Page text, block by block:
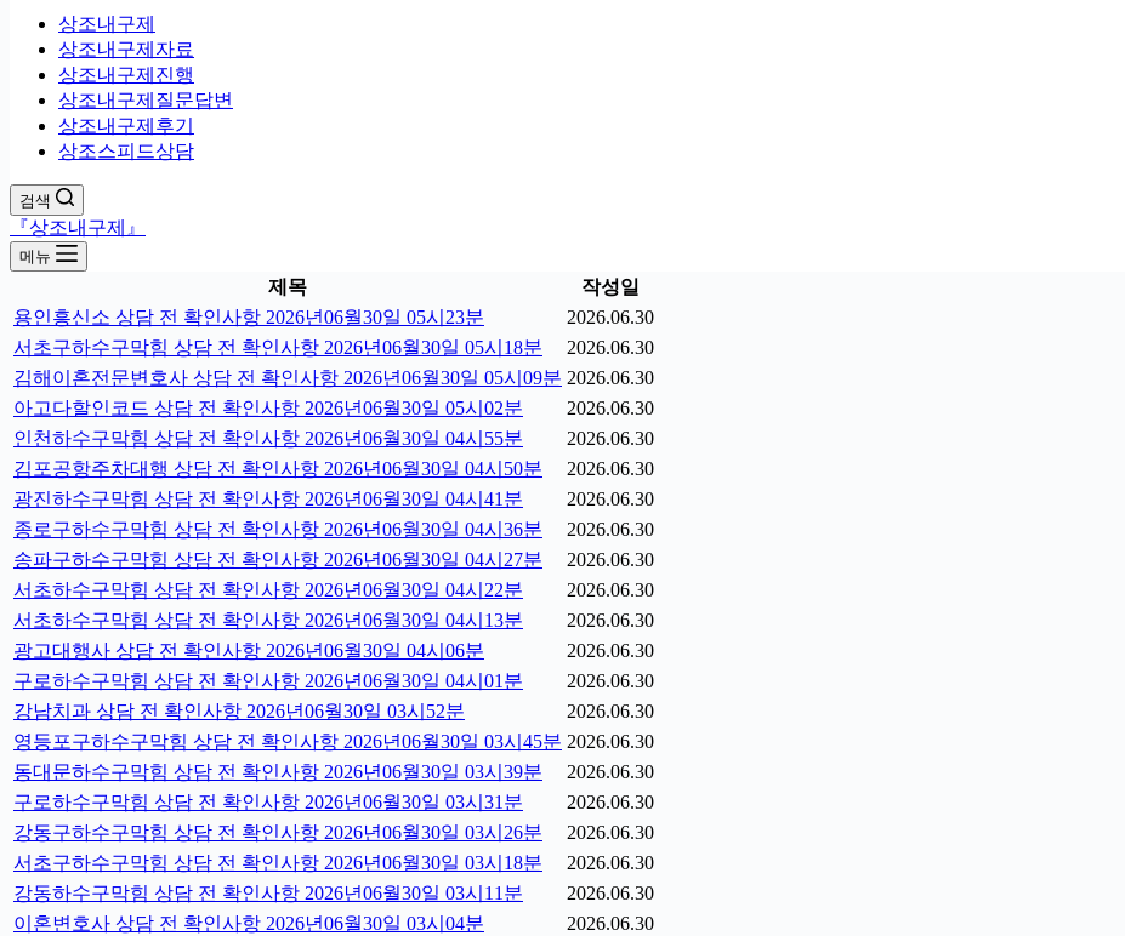
상조내구제
상조내구제자료
상조내구제진행
상조내구제질문답변
상조내구제후기
상조스피드상담
검색
『상조내구제』
메뉴
제목
작성일
용인흥신소 상담 전 확인사항 2026년06월30일 05시23분
2026.06.30
서초구하수구막힘 상담 전 확인사항 2026년06월30일 05시18분
2026.06.30
김해이혼전문변호사 상담 전 확인사항 2026년06월30일 05시09분 2026.06.30
아고다할인코드 상담 전 확인사항 2026년06월30일 05시02분
2026.06.30
인천하수구막힘 상담 전 확인사항 2026년06월30일 04시55분
2026.06.30
김포공항주차대행 상담 전 확인사항 2026년06월30일 04시50분
2026.06.30
광진하수구막힘 상담 전 확인사항 2026년06월30일 04시41분
2026.06.30
종로구하수구막힘 상담 전 확인사항 2026년06월30일 04시36분
2026.06.30
송파구하수구막힘 상담 전 확인사항 2026년06월30일 04시27분
2026.06.30
서초하수구막힘 상담 전 확인사항 2026년06월30일 04시22분
2026.06.30
서초하수구막힘 상담 전 확인사항 2026년06월30일 04시13분
2026.06.30
광고대행사 상담 전 확인사항 2026년06월30일 04시06분
2026.06.30
구로하수구막힘 상담 전 확인사항 2026년06월30일 04시01분
2026.06.30
강남치과 상담 전 확인사항 2026년06월30일 03시52분
2026.06.30
영등포구하수구막힘 상담 전 확인사항 2026년06월30일 03시45분 2026.06.30
동대문하수구막힘 상담 전 확인사항 2026년06월30일 03시39분
2026.06.30
구로하수구막힘 상담 전 확인사항 2026년06월30일 03시31분
2026.06.30
강동구하수구막힘 상담 전 확인사항 2026년06월30일 03시26분
2026.06.30
서초구하수구막힘 상담 전 확인사항 2026년06월30일 03시18분
2026.06.30
강동하수구막힘 상담 전 확인사항 2026년06월30일 03시11분
2026.06.30
이혼변호사 상담 전 확인사항 2026년06월30일 03시04분
2026.06.30